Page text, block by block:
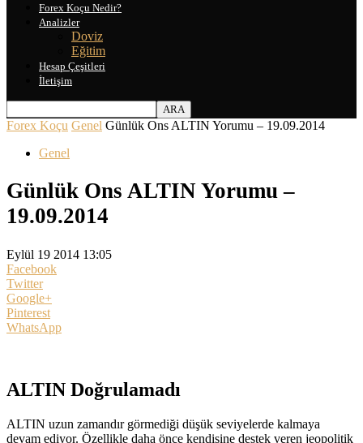
Forex Koçu Nedir?
Analizler
Doviz
Eğitim
Hesap Çeşitleri
İletişim
Forex Koçu Genel Günlük Ons ALTIN Yorumu – 19.09.2014
Genel
Günlük Ons ALTIN Yorumu –
19.09.2014
Eylül 19 2014 13:05
Facebook
Twitter
Google+
Pinterest
WhatsApp
ALTIN Doğrulamadı
ALTIN uzun zamandır görmediği düşük seviyelerde kalmaya
devam ediyor. Özellikle daha önce kendisine destek veren jeopolitik